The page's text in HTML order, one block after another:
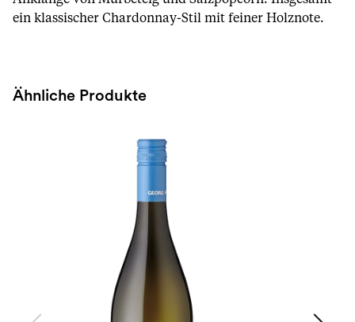
ein klassischer Chardonnay-Stil mit feiner Holznote.
Ähnliche Produkte